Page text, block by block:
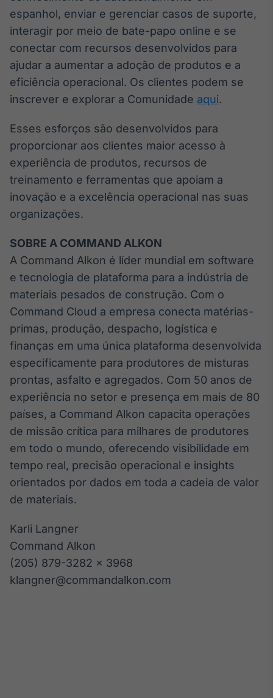
Tokenização
de ativos
Em breve
Em breve
espanhol, enviar e gerenciar casos de suporte,
interagir por meio de bate-papo online e se
conectar com recursos desenvolvidos para
ajudar a aumentar a adoção de produtos e a
eficiência operacional. Os clientes podem se
inscrever e explorar a Comunidade aqui.
Esses esforços são desenvolvidos para
proporcionar aos clientes maior acesso à
experiência de produtos, recursos de
treinamento e ferramentas que apoiam a
inovação e a excelência operacional nas suas
organizações.
SOBRE A COMMAND ALKON
A Command Alkon é líder mundial em software
e tecnologia de plataforma para a indústria de
materiais pesados de construção. Com o
Command Cloud a empresa conecta matérias-
primas, produção, despacho, logística e
finanças em uma única plataforma desenvolvida
especificamente para produtores de misturas
prontas, asfalto e agregados. Com 50 anos de
experiência no setor e presença em mais de 80
países, a Command Alkon capacita operações
de missão crítica para milhares de produtores
em todo o mundo, oferecendo visibilidade em
tempo real, precisão operacional e insights
orientados por dados em toda a cadeia de valor
de materiais.
Karli Langner
Command Alkon
(205) 879-3282 x 3968
klangner@commandalkon.com